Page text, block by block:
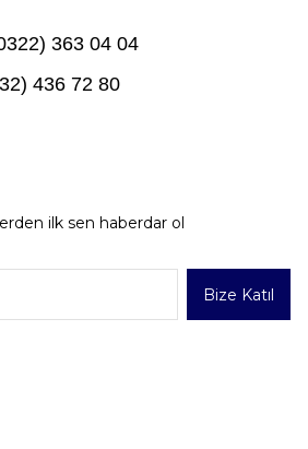
363 04 04
436 72 80
ilk sen haberdar ol
Bize Katıl